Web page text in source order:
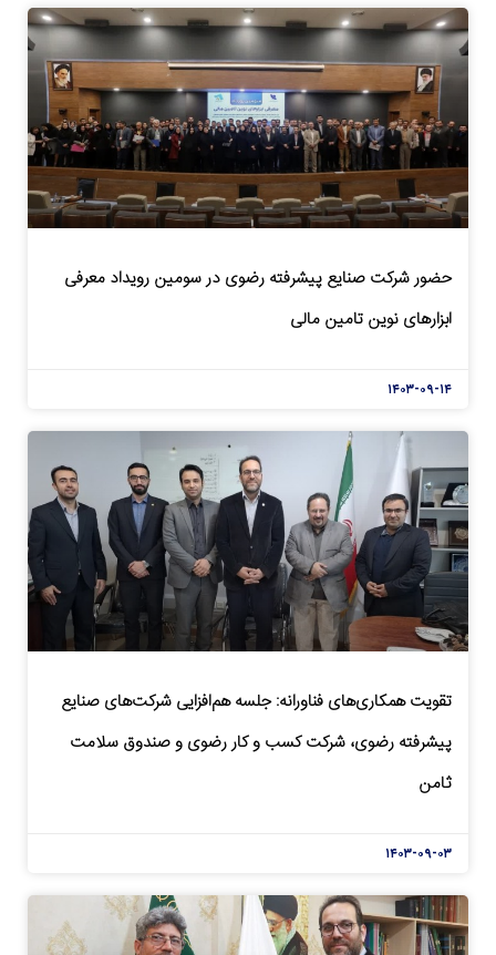
حضور شرکت صنایع پیشرفته رضوی در سومین رویداد معرفی
ابزارهای نوین تامین مالی
۱۴۰۳-۰۹-۱۴
تقویت همکاری‌های فناورانه: جلسه هم‌افزایی شرکت‌های صنایع
پیشرفته رضوی، شرکت کسب و کار رضوی و صندوق سلامت
ثامن
۱۴۰۳-۰۹-۰۳